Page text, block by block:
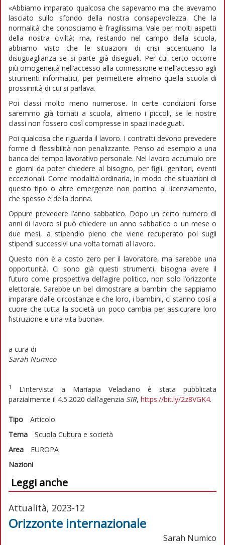
«Abbiamo imparato qualcosa che sapevamo ma che avevamo
lasciato sullo sfondo della nostra consapevolezza. Che la
normalità che conosciamo è fragilissima. Vale per molti aspetti
della nostra civiltà; ma, restando nel campo della scuola,
abbiamo visto che le situazioni di crisi accentuano la
disuguaglianza se si parte già diseguali. Per cui certo occorre
più omogeneità nell’accesso alla connessione e nell’accesso agli
strumenti informatici, per permettere almeno quella scuola di
prossimità di cui si parlava.
Poi classi molto meno numerose. In certe condizioni forse
saremmo già tornati a scuola, almeno i piccoli, se le nostre
classi non fossero così compresse in spazi inadeguati.
Poi qualcosa che riguarda il lavoro. I contratti devono prevedere
forme di flessibilità non penalizzante. Penso ad esempio a una
banca del tempo lavorativo personale. Nel lavoro accumulo ore
e giorni da poter chiedere al bisogno, per figli, genitori, eventi
eccezionali. Come modalità ordinaria, in modo che situazioni di
questo tipo o altre emergenze non portino al licenziamento,
che spesso è della donna.
Oppure prevedere l’anno sabbatico. Dopo un certo numero di
anni di lavoro si può chiedere un anno sabbatico o un mese o
due mesi, a stipendio pieno che viene recuperato poi sugli
stipendi successivi una volta tornati al lavoro.
Questo non è a costo zero per il lavoratore, ma sarebbe una
opportunità. Ci sono già questi strumenti, bisogna avere il
futuro come prospettiva dell’agire politico, non solo l’orizzonte
elettorale. Sarebbe un bel dimostrare ai bambini che sappiamo
imparare dalle circostanze e che loro, i bambini, ci stanno così a
cuore che tutta la società un poco cambia per assicurare loro
l’istruzione e una vita buona».
a cura di
Sarah Numico
1
L’intervista a Mariapia Veladiano è stata pubblicata
parzialmente il 4.5.2020 dall’agenzia SIR, https://bit.ly/2z8VGK4.
Tipo
Articolo
Tema
Scuola Cultura e società
Area
EUROPA
Nazioni
Leggi anche
Attualità, 2023-12
Orizzonte internazionale
Sarah Numico